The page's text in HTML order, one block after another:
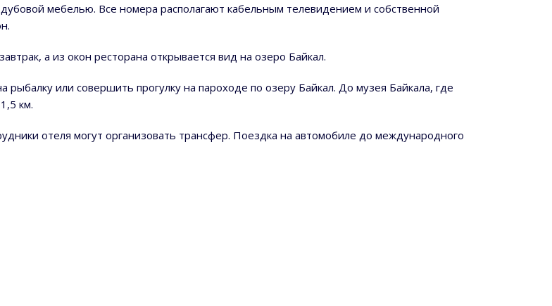
мебелью. Все номера располагают кабельным телевидением и собственной
а из окон ресторана открывается вид на озеро Байкал.
рыбалку или совершить прогулку на пароходе по озеру Байкал. До музея Байкала, где
км.
отеля могут организовать трансфер. Поездка на автомобиле до международного